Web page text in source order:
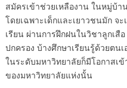
สมัครเข้าช่วยเหลืองาน ในหมู่บ้
โดยเฉพาะเด็กและเยาวชนมัก จ
เรียน ผ่านการฝึกฝนในวิชาลูกเสื
ปกครอง บ้างศึกษาเรียนรู้ด้วยตน
ในระดับมหาวิทยาลัยก็มีโอกาสเ
ของมหาวิทยาลัยแห่งนั้น